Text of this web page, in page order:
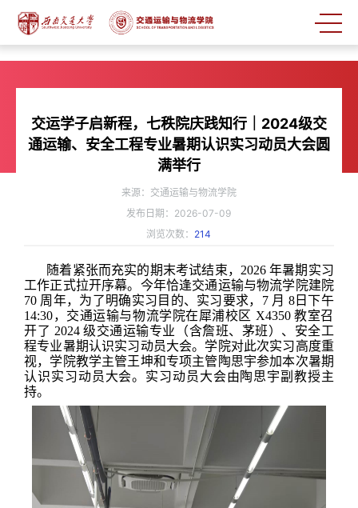
交运学子启新程，七秩院庆践知行｜2024级交
通运输、安全工程专业暑期认识实习动员大会圆
满举行
来源：交通运输与物流学院
发布日期：2026-07-09
浏览次数： 214
随着紧张而充实的期末考试结束， 2026年暑期实习
工作正式拉开序幕。今年恰逢交通运输与物流学院建院
70 周年，为了明确实习目的、实习要求， 7 月 8日下午
14:30，交通运输与物流学院在犀浦校区 X4350教室召
开了 2024级交通运输专业（含詹班、茅班）、安全工
程专业暑期认识实习动员大会。学院对此次实习高度重
视，学院教学主管王坤和专项主管陶思宇参加本次暑期
认识实习动员大会。实习动员大会由陶思宇副教授主
持。